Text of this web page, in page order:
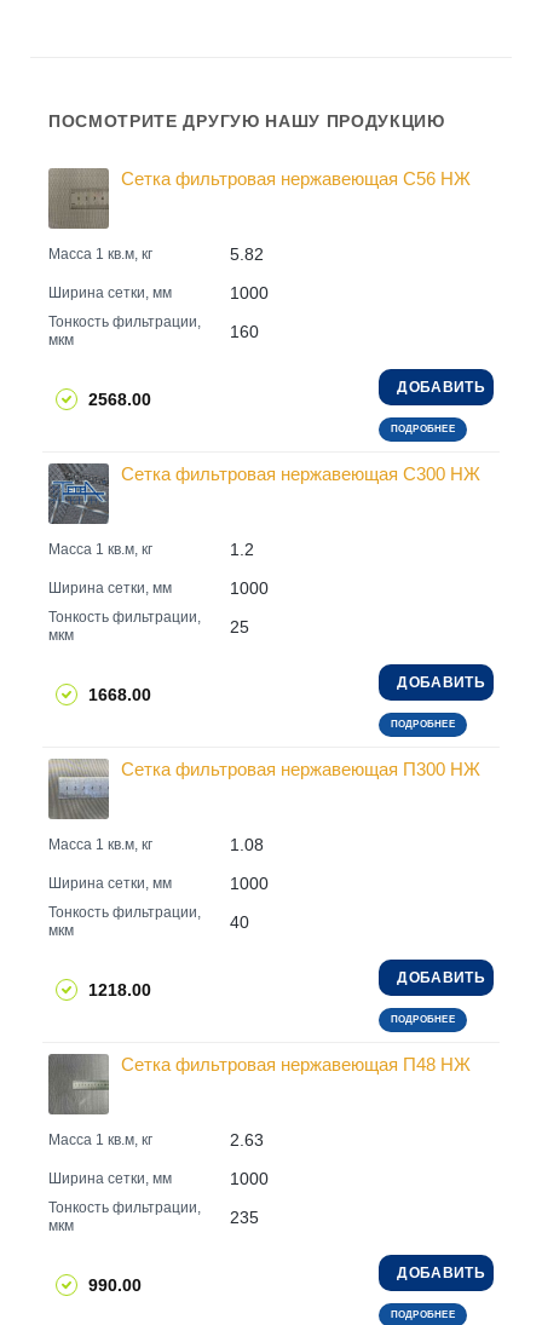
ПОСМОТРИТЕ ДРУГУЮ НАШУ ПРОДУКЦИЮ
Сетка фильтровая нержавеющая С56 НЖ
Масса 1 кв.м, кг 5.82
Ширина сетки, мм 1000
Тонкость фильтрации,
мкм
160
2568.00
ДОБАВИТЬ
ПОДРОБНЕЕ
Сетка фильтровая нержавеющая С300 НЖ
Масса 1 кв.м, кг 1.2
Ширина сетки, мм 1000
Тонкость фильтрации,
мкм
25
1668.00
ДОБАВИТЬ
ПОДРОБНЕЕ
Сетка фильтровая нержавеющая П300 НЖ
Масса 1 кв.м, кг 1.08
Ширина сетки, мм 1000
Тонкость фильтрации,
мкм
40
1218.00
ДОБАВИТЬ
ПОДРОБНЕЕ
Сетка фильтровая нержавеющая П48 НЖ
Масса 1 кв.м, кг 2.63
Ширина сетки, мм 1000
Тонкость фильтрации,
мкм
235
990.00
ДОБАВИТЬ
ПОДРОБНЕЕ